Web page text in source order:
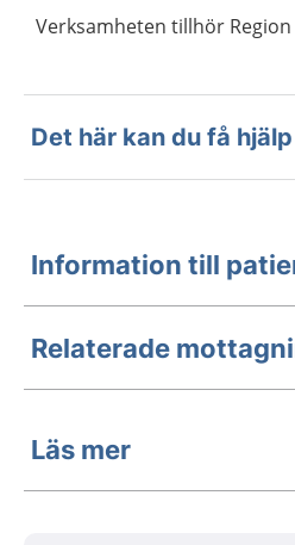
Verksamheten tillhör
Det här kan du få
Information till
Relaterade
Läs mer